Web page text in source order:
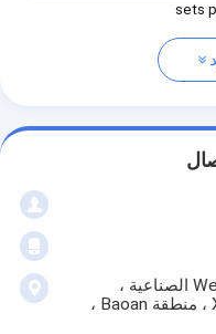
الطابق الثالث ، المبنى B ، منطقة Wenle الصناعية ،
Longzhu Community ، شارع Xixiang ، منطقة Baoan ،